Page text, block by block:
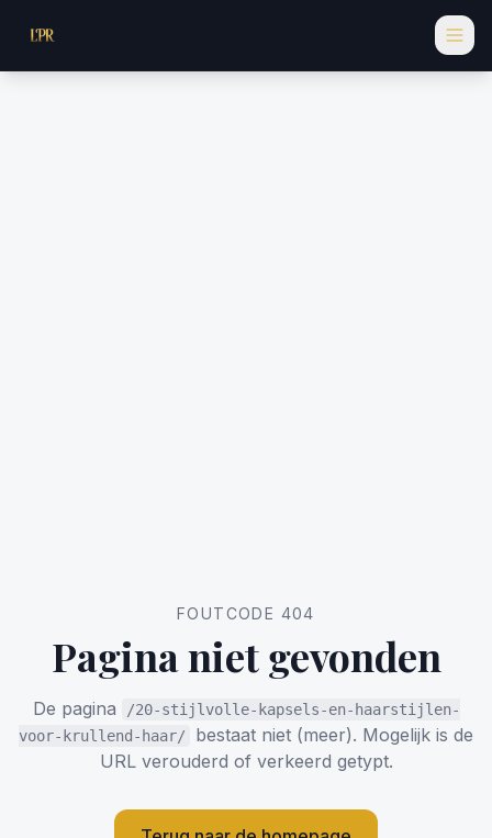
FOUTCODE 404
Pagina niet gevonden
De pagina
/20-stijlvolle-kapsels-en-haarstijlen-
voor-krullend-haar/
bestaat niet (meer). Mogelijk is de
URL verouderd of verkeerd getypt.